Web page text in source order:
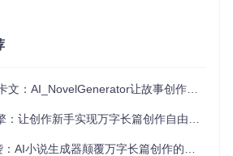
间线出现逻辑谬误、细节描述自相矛盾
的实时一致性检查机制，能在创作过
AI_NovelGenerator让故事创作如行云流水
创作新手实现万字长篇创作自由的智能辅助系统
说生成器颠覆万字长篇创作的5大核心技术揭秘